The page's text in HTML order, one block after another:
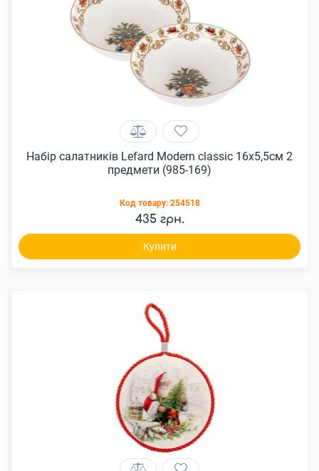
Набір салатників Lefard Modern classic 16x5,5см 2
предмети (985-169)
Код товару: 254518
435 грн.
Купити